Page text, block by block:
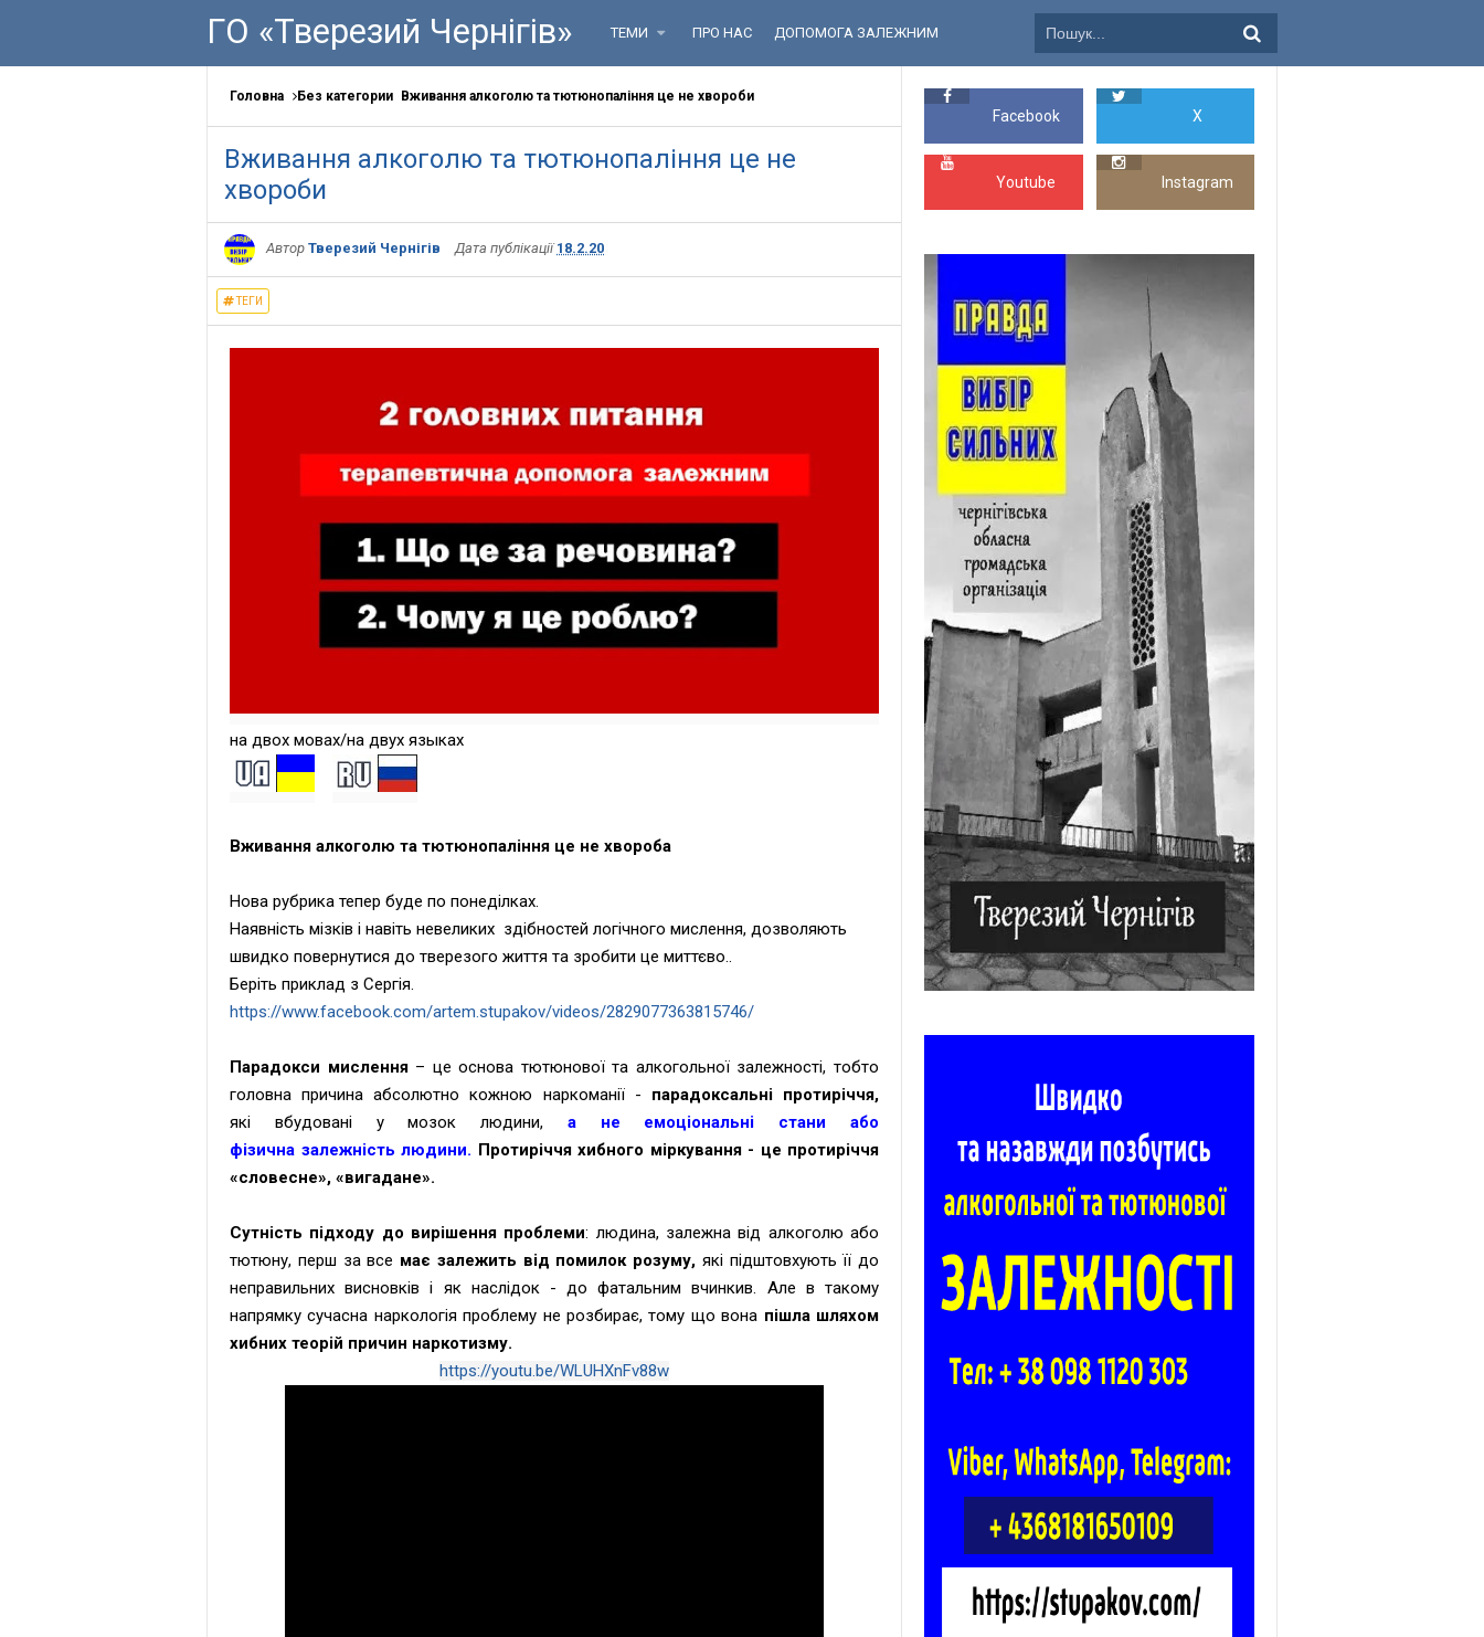
ГО «Тверезий Чернігів» ТЕМИ ПРО НАС ДОПОМОГА ЗАЛЕЖНИМ
Головна Без категории Вживання алкоголю та тютюнопаління це не хвороби
Вживання алкоголю та тютюнопаління це не
хвороби
Автор Тверезий Чернігів Дата публікації18.2.20
ТЕГИ
на двох мовах/на двух языках
Вживання алкоголю та тютюнопаління це не хвороба
Нова рубрика тепер буде по понеділках.
Наявність мізків і навіть невеликих здібностей логічного мислення, дозволяють
швидко повернутися до тверезого життя та зробити це миттєво..
Беріть приклад з Сергія.
https://www.facebook.com/artem.stupakov/videos/2829077363815746/
Парадокси мислення– це основа тютюнової та алкогольної залежності, тобто
головна причина абсолютно кожною наркоманії - парадоксальні протиріччя,
які
вбудовані у мозок людини, а не емоціональні стани або
фізична залежність людини. Протиріччя хибного міркування - це протиріччя
«словесне», «вигадане».
Сутність підходу до вирішення проблеми: людина, залежна від алкоголю або
тютюну, перш за все має залежить від помилок розуму, які підштовхують її до
неправильних висновків і як наслідок - до фатальним вчинкив. Але в такому
напрямку сучасна наркологіяпроблему не розбирає, тому що вона пішла шляхом
хибних теорій причин наркотизму.
https://youtu.be/WLUHXnFv88w
Facebook X
Youtube Instagram